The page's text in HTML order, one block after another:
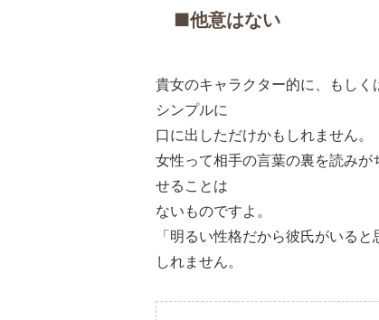
■他意はない
貴女のキャラクター的に、もし
シンプルに
口に出しただけかもしれません。
女性って相手の言葉の裏を読み
せることは
ないものですよ。
「明るい性格だから彼氏がいる
しれません。